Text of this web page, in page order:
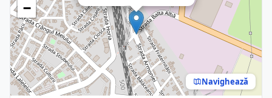
−
Navighează